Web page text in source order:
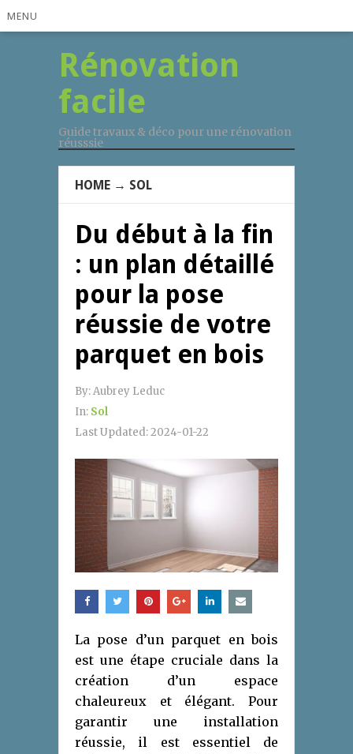
MENU
Rénovation
facile
Guide travaux & déco pour une rénovation
réusssie
HOME → SOL
Du début à la fin
: un plan détaillé
pour la pose
réussie de votre
parquet en bois
By:Aubrey Leduc
In: Sol
Last Updated:2024-01-22
La pose d’un parquet en bois
est une étape cruciale dans la
création d’un espace
chaleureux et élégant. Pour
garantir une installation
réussie, il est essentiel de